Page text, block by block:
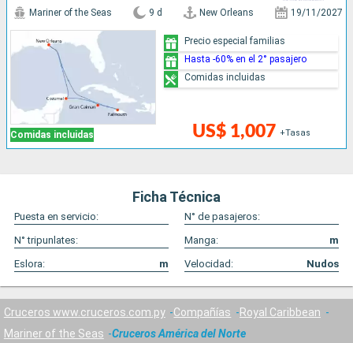
Comidas incluidas
Mariner of the Seas 9 d New Orleans 19/11/2027
US$ 1,007 +Tasas
Precio especial familias
Hasta -60% en el 2° pasajero
Comidas incluidas
Ficha Técnica
Puesta en servicio:
N° de pasajeros:
N° tripunlates:
Manga:
m
Eslora:
m Velocidad: Nudos
Cruceros www.cruceros.com.py Compañías
Royal Caribbean
Mariner of the Seas
Cruceros América del Norte